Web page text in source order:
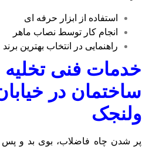
استفاده از ابزار حرفه‌ ای
انجام کار توسط نصاب ماهر
راهنمایی در انتخاب بهترین
خدمات فنی تخلیه
ساختمان در
ولنجک
پر شدن چاه فاضلاب، بوی بد و پس‌